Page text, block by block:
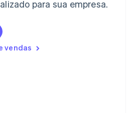
para sua empresa.
vendas